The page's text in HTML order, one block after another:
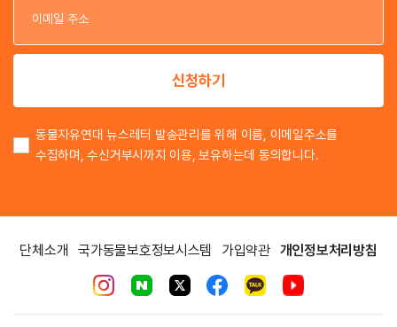
이
신청하기
동물자유연대 뉴스레터 발송관리를 위해 이름, 이메일주소를
수집하며, 수신거부시까지 이용, 보유하는데 동의합니다.
단체소개 국가동물보호정보시스템 가입약관 개인정보처리방침